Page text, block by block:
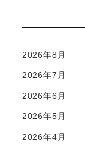
2026年8月
2026年7月
2026年6月
2026年5月
2026年4月